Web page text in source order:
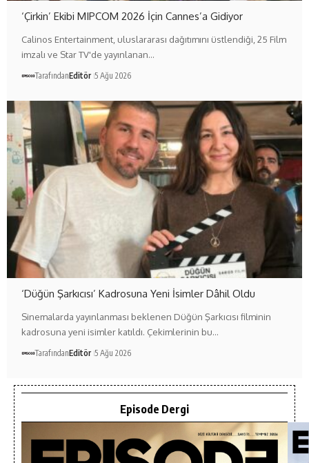
‘Çirkin’ Ekibi MIPCOM 2026 İçin Cannes’a Gidiyor
Calinos Entertainment, uluslararası dağıtımını üstlendiği, 25 Film
imzalı ve Star TV'de yayınlanan…
TarafındanEditör 5 Ağu 2026
‘Düğün Şarkıcısı’ Kadrosuna Yeni İsimler Dâhil Oldu
Sinemalarda yayınlanması beklenen Düğün Şarkıcısı filminin
kadrosuna yeni isimler katıldı. Çekimlerinin bu…
TarafındanEditör 5 Ağu 2026
Episode Dergi